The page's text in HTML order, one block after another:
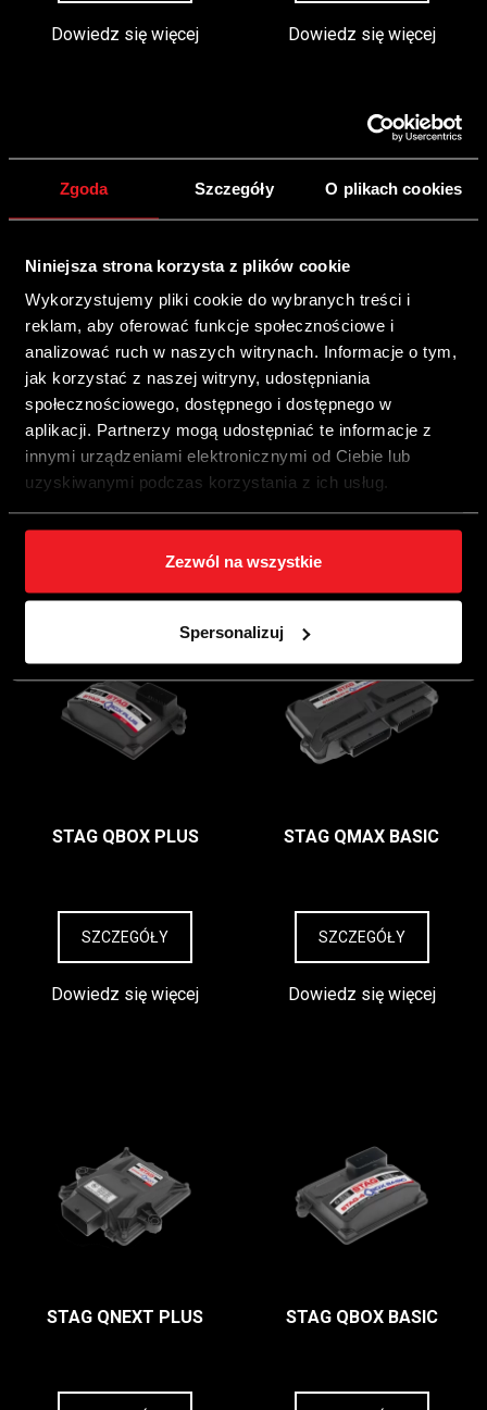
Zgoda Szczegóły O plikach cookies
Niniejsza strona korzysta z plików cookie
Wykorzystujemy pliki cookie do wybranych treści i
reklam, aby oferować funkcje społecznościowe i
analizować ruch w naszych witrynach. Informacje o tym,
jak korzystać z naszej witryny, udostępniania
społecznościowego, dostępnego i dostępnego w
aplikacji. Partnerzy mogą udostępniać te informacje z
innymi urządzeniami elektronicznymi od Ciebie lub
uzyskiwanymi podczas korzystania z ich usług.
Zezwól na wszystkie
Spersonalizuj
Dowiedz się więcej Dowiedz się więcej
STAG DIESEL
SZCZEGÓŁY
Dowiedz się więcej
STAG GOFAST
SZCZEGÓŁY
Dowiedz się więcej
STAG QBOX PLUS
SZCZEGÓŁY
Dowiedz się więcej
STAG QMAX BASIC
SZCZEGÓŁY
Dowiedz się więcej
STAG QNEXT PLUS STAG QBOX BASIC